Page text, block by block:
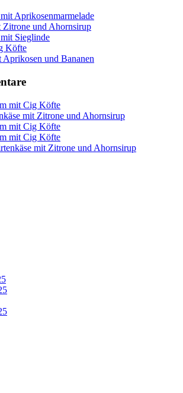
Aprikosenmarmelade
Zitrone und Ahornsirup
Sieglinde
Köfte
Aprikosen und Bananen
mit Cig Köfte
mit Zitrone und Ahornsirup
mit Cig Köfte
mit Cig Köfte
mit Zitrone und Ahornsirup